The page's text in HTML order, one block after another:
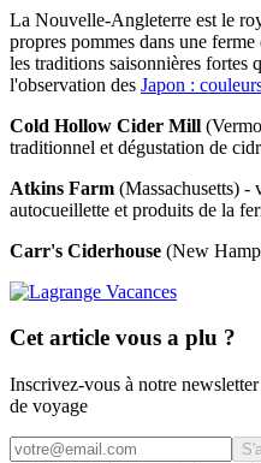
La Nouvelle-Angleterre est le
propres pommes dans une
les traditions saisonnières fortes
l'observation des Japon :
Cold Hollow Cider Mill
traditionnel et dégustation de
Atkins Farm (Massachusetts) -
autocueillette et produits de la
Carr's Ciderhouse (New
Cet article vous a plu ?
Inscrivez-vous à notre
de voyage